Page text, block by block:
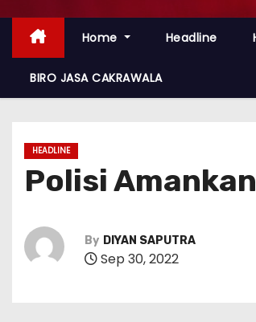
Home Headline
BIRO JASA CAKRAWALA
HEADLINE
Polisi
By DIYAN SAPUTRA
Sep 30, 2022